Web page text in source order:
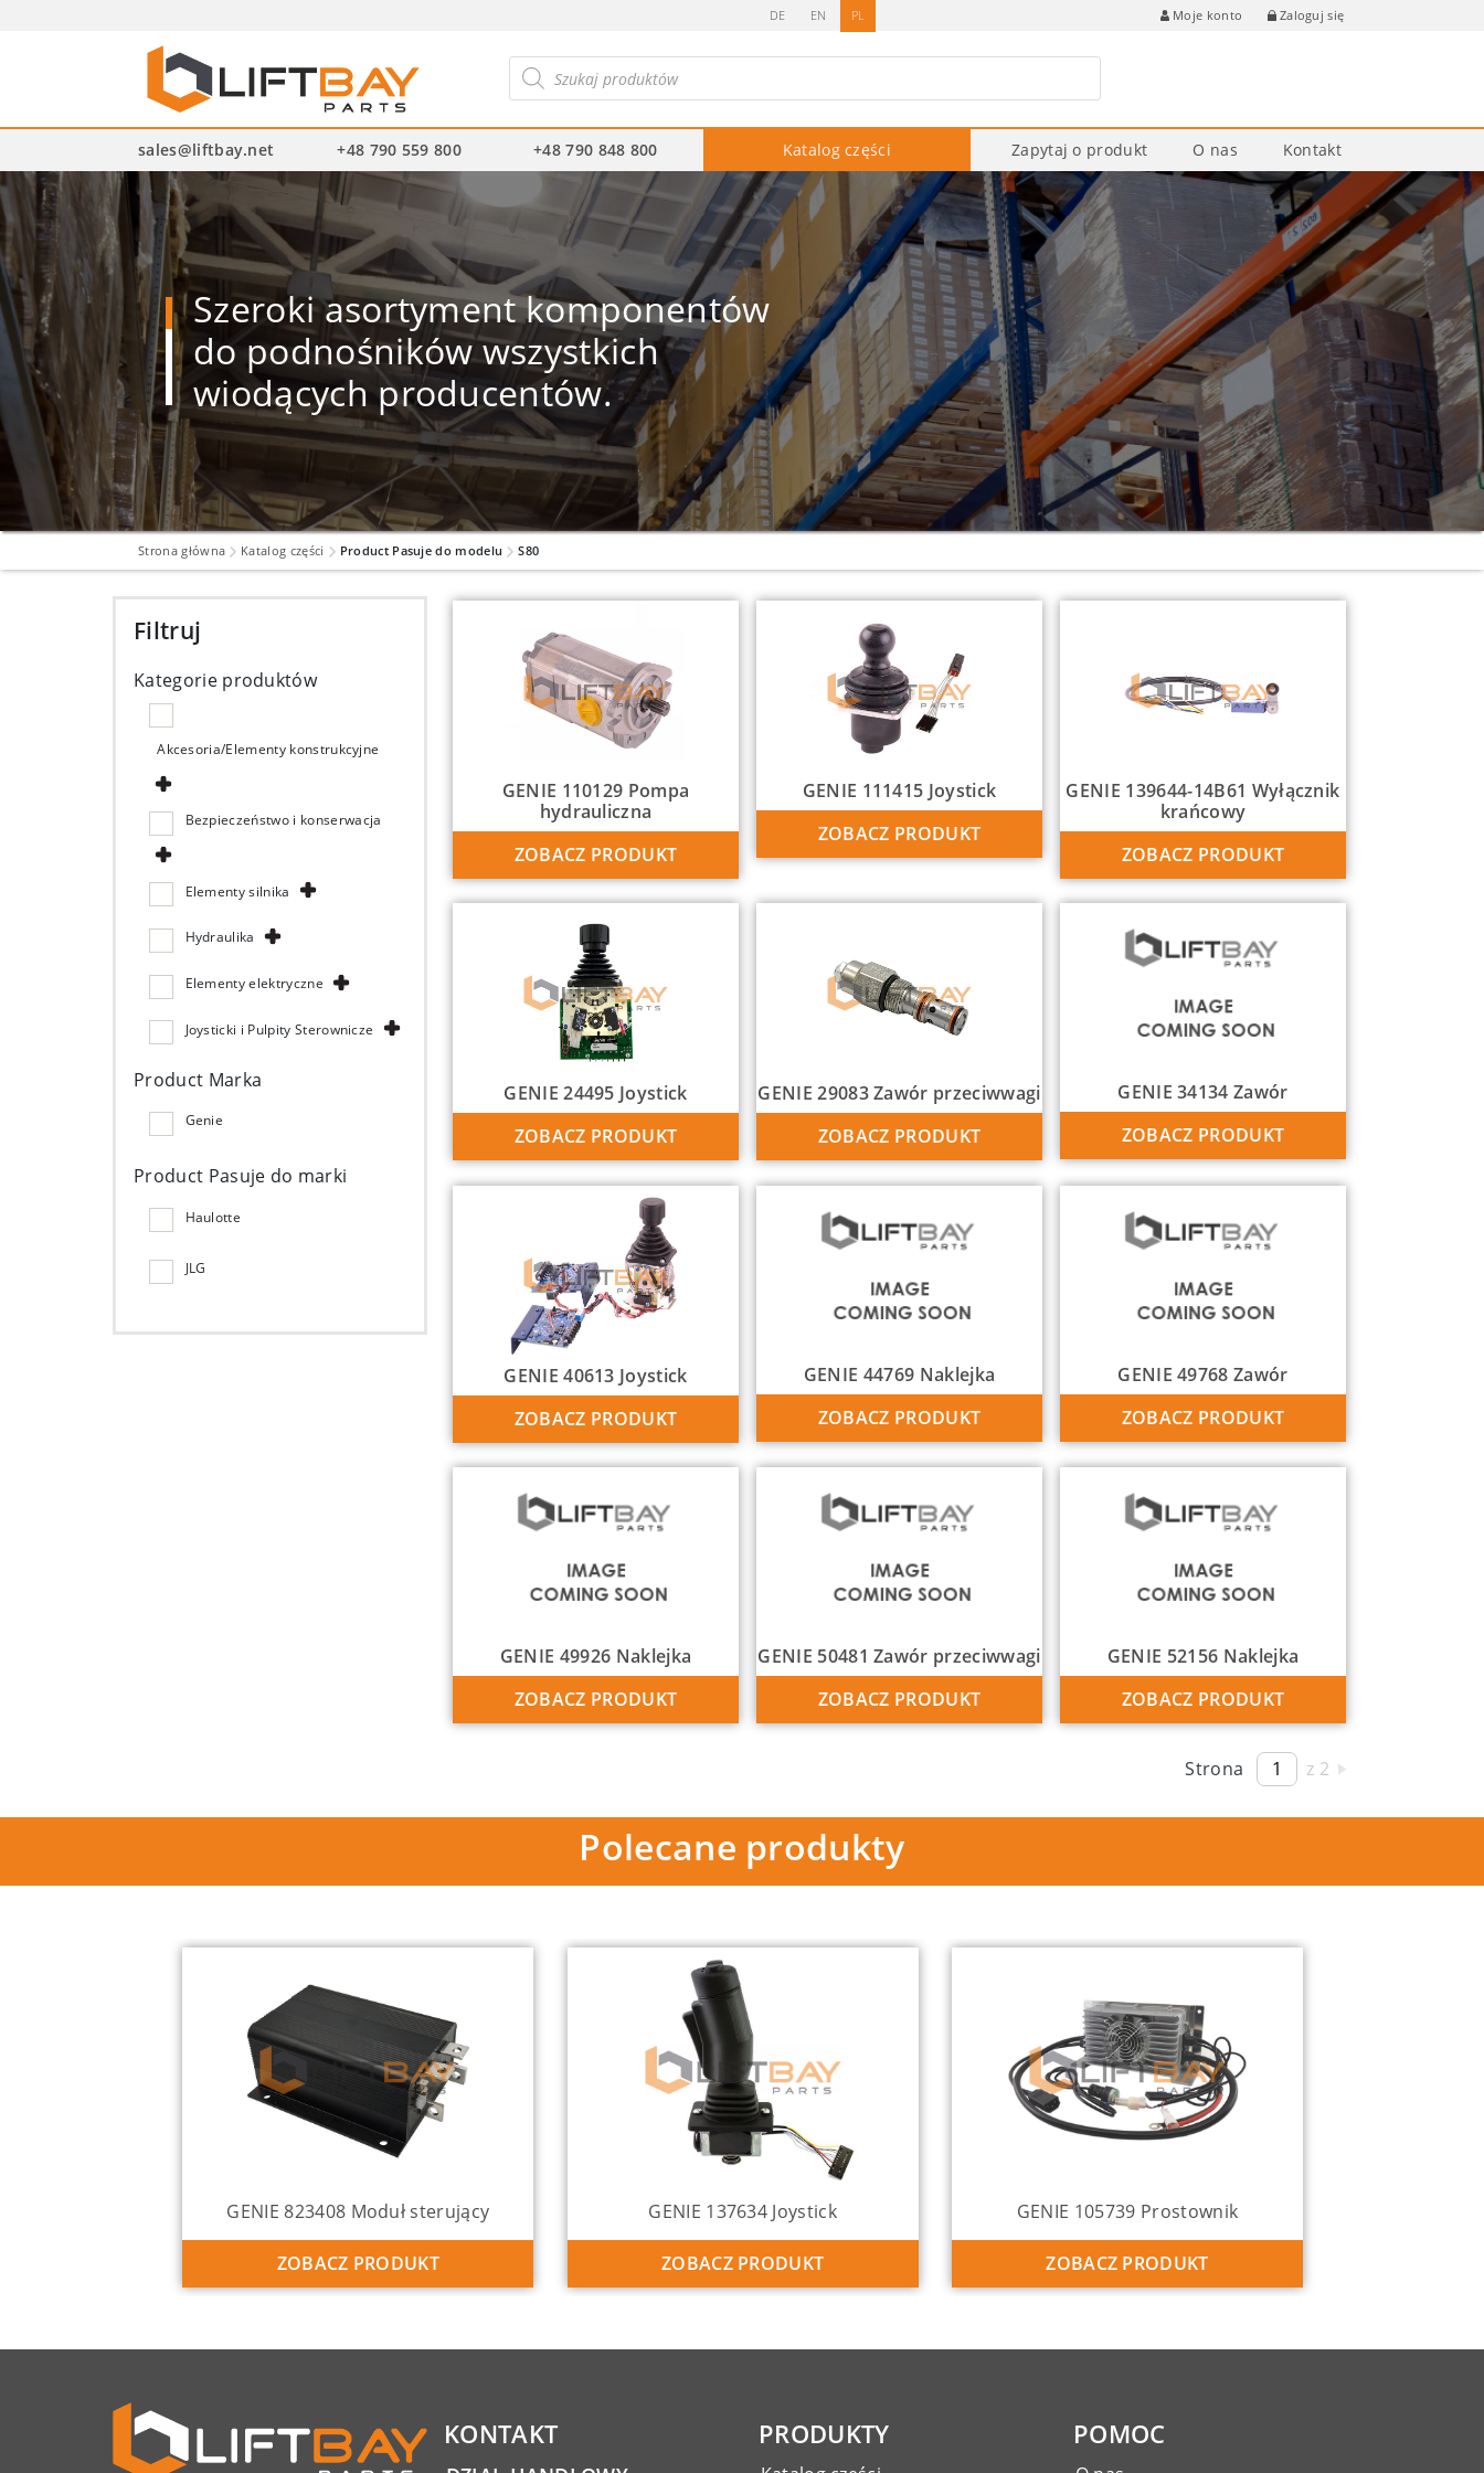
DE EN PL Moje konto Zaloguj się
produktów
sales@liftbay.net +48 790 559 800 +48 790 848 800 Katalog części Zapytaj o produkt O nas Kontakt
Szeroki asortyment komponentów
do podnośników wszystkich
wiodących producentów.
Strona główna Katalog części Product Pasuje do modelu S80
Filtruj
Kategorie produktów
Akcesoria/Elementy konstrukcyjne
Bezpieczeństwo i konserwacja
Elementy silnika
Hydraulika
Elementy elektryczne
Joysticki i Pulpity Sterownicze
Product Marka
Genie
Product Pasuje do marki
Haulotte
JLG
GENIE 110129 Pompa
hydrauliczna
ZOBACZ PRODUKT
GENIE 111415 Joystick
ZOBACZ PRODUKT
GENIE 139644-14B61 Wyłącznik
krańcowy
ZOBACZ PRODUKT
GENIE 24495 Joystick
ZOBACZ PRODUKT
GENIE 29083 Zawór przeciwwagi
ZOBACZ PRODUKT
GENIE 34134 Zawór
ZOBACZ PRODUKT
GENIE 40613 Joystick
ZOBACZ PRODUKT
GENIE 44769 Naklejka
ZOBACZ PRODUKT
GENIE 49768 Zawór
ZOBACZ PRODUKT
GENIE 49926 Naklejka
ZOBACZ PRODUKT
GENIE 50481 Zawór przeciwwagi
ZOBACZ PRODUKT
GENIE 52156 Naklejka
ZOBACZ PRODUKT
Strona z 2
Polecane produkty
GENIE 823408 Moduł sterujący
ZOBACZ PRODUKT
GENIE 137634 Joystick
ZOBACZ PRODUKT
GENIE 105739 Prostownik
ZOBACZ PRODUKT
KONTAKT PRODUKTY POMOC